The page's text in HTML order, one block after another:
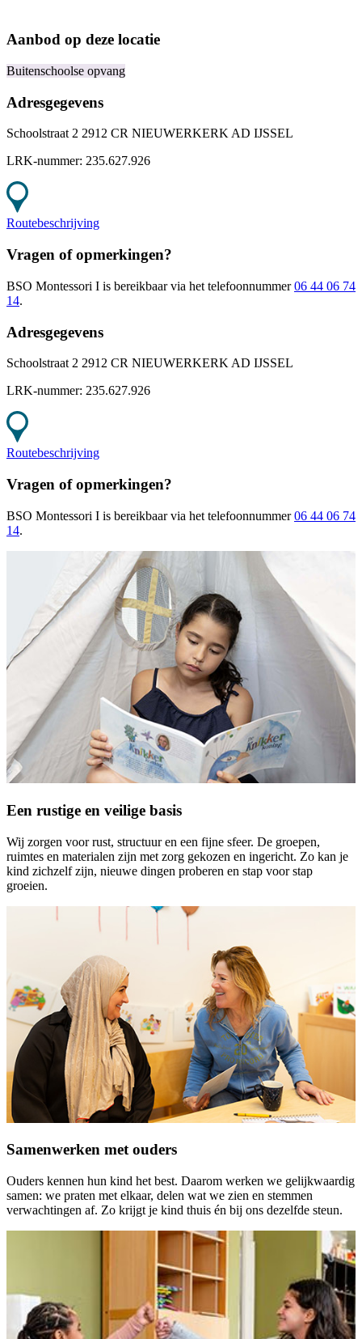
Aanbod op deze locatie
Buitenschoolse opvang
Adresgegevens
Schoolstraat 2 2912 CR NIEUWERKERK AD IJSSEL
LRK-nummer: 235.627.926
Routebeschrijving
Vragen of opmerkingen?
BSO Montessori I is bereikbaar via het telefoonnummer 06 44 06 74
14.
Adresgegevens
Schoolstraat 2 2912 CR NIEUWERKERK AD IJSSEL
LRK-nummer: 235.627.926
Routebeschrijving
Vragen of opmerkingen?
BSO Montessori I is bereikbaar via het telefoonnummer 06 44 06 74
14.
Een rustige en veilige basis
Wij zorgen voor rust, structuur en een fijne sfeer. De groepen,
ruimtes en materialen zijn met zorg gekozen en ingericht. Zo kan je
kind zichzelf zijn, nieuwe dingen proberen en stap voor stap
groeien.
Samenwerken met ouders
Ouders kennen hun kind het best. Daarom werken we gelijkwaardig
samen: we praten met elkaar, delen wat we zien en stemmen
verwachtingen af. Zo krijgt je kind thuis én bij ons dezelfde steun.